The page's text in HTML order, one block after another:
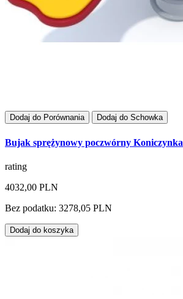
Dodaj do Porównania Dodaj do Schowka
Bujak sprężynowy poczwórny Koniczynka
rating
4032,00 PLN
Bez podatku: 3278,05 PLN
Dodaj do koszyka